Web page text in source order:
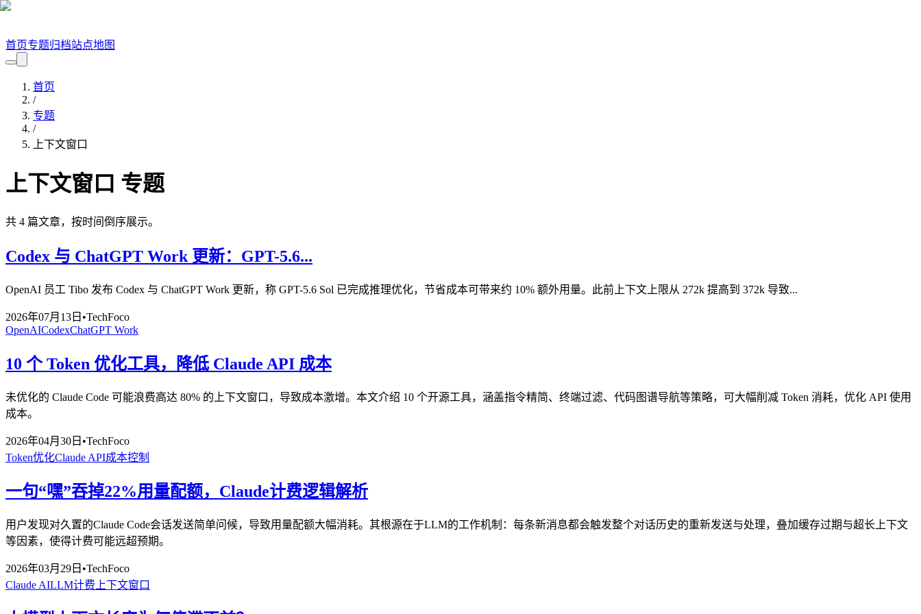
首页专题归档站点地图
首页
/
专题
/
上下文窗口
上下文窗口 专题
共 4 篇文章，按时间倒序展示。
Codex 与 ChatGPT Work 更新：GPT-5.6...
OpenAI 员工 Tibo 发布 Codex 与 ChatGPT Work 更新，称 GPT-5.6 Sol 已完成推理优化，节省成本可带来约 10% 额外用量。此前上下文上限从 272k 提高到 372k 导致...
2026年07月13日 •TechFoco
OpenAICodexChatGPT Work
10 个 Token 优化工具，降低 Claude API 成本
未优化的 Claude Code 可能浪费高达 80% 的上下文窗口，导致成本激增。本文介绍 10 个开源工具，涵盖指令精简、终端过滤、代码图谱导航等策略，可大幅削减 Token 消耗，优化 API 使用
成本。
2026年04月30日 •TechFoco
Token优化Claude API成本控制
一句“嘿”吞掉22%用量配额，Claude计费逻辑解析
用户发现对久置的Claude Code会话发送简单问候，导致用量配额大幅消耗。其根源在于LLM的工作机制：每条新消息都会触发整个对话历史的重新发送与处理，叠加缓存过期与超长上下文
等因素，使得计费可能远超预期。
2026年03月29日 •TechFoco
Claude AILLM计费 上下文窗口